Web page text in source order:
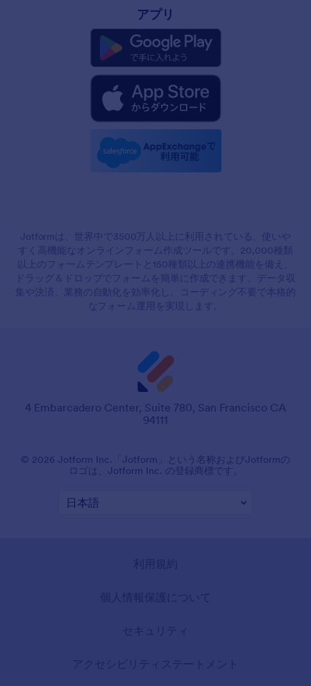
アプリ
Jotformは、世界中で3500万人以上に利用されている、使いや
すく高機能なオンラインフォーム作成ツールです。20,000種類
以上のフォームテンプレートと150種類以上の連携機能を備え、
ドラッグ＆ドロップでフォームを簡単に作成できます。データ収
集や決済、業務の自動化を効率化し、コーディング不要で本格的
なフォーム運用を実現します。
4 Embarcadero Center, Suite 780, San Francisco CA
94111
© 2026 Jotform Inc.「Jotform」という名称およびJotformの
ロゴは、Jotform Inc. の登録商標です。
利用規約
個人情報保護について
セキュリティ
アクセシビリティステートメント